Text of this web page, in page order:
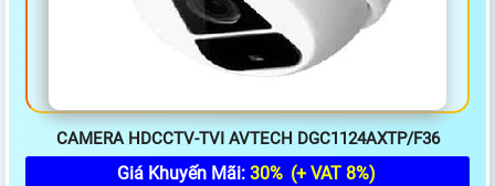
CAMERA HDCCTV-TVI AVTECH DGC1124AXTP/F36
Giá Khuyến Mãi: 30% (+ VAT 8%)